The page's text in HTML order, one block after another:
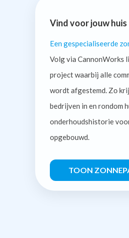
Vind voor jouw huis
Een gespecialiseerde
Volg via CannonWorks
project waarbij alle
wordt afgestemd. Zo
bedrijven in en rondom
onderhoudshistorie
opgebouwd.
TOON